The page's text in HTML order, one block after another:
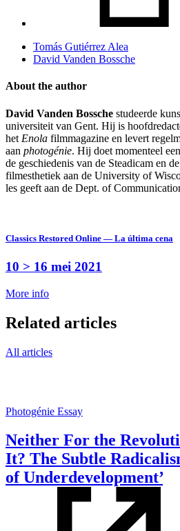
Tomás Gutiérrez Alea
David Vanden Bossche
About the author
David Vanden Bossche studeerde
universiteit van Gent. Hij is
het Enola filmmagazine en levert
aan photogénie. Hij doet momenteel
de geschiedenis van de Steadicam en
filmesthetiek aan de University of
les geeft aan de Dept. of
Classics Restored Online — La última cena
10 > 16 mei 2021
More info
Related articles
All articles
Photogénie Essay
Neither For the
It? The Subtle
of Underdevelopment’